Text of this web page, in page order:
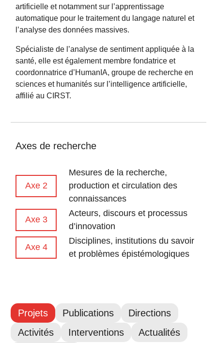
artificielle et notamment sur l’apprentissage
automatique pour le traitement du langage naturel et
l’analyse des données massives.
Spécialiste de l’analyse de sentiment appliquée à la
santé, elle est également membre fondatrice et
coordonnatrice d’HumanIA, groupe de recherche en
sciences et humanités sur l’intelligence artificielle,
affilié au CIRST.
Axes de recherche
Axe 2
Mesures de la recherche,
production et circulation des
connaissances
Axe 3
Acteurs, discours et processus
d’innovation
Axe 4
Disciplines, institutions du savoir
et problèmes épistémologiques
Projets Publications
Directions
Activités
Interventions Actualités